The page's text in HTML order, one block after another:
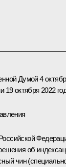
Думой 4
19 октября 2022
об
чин